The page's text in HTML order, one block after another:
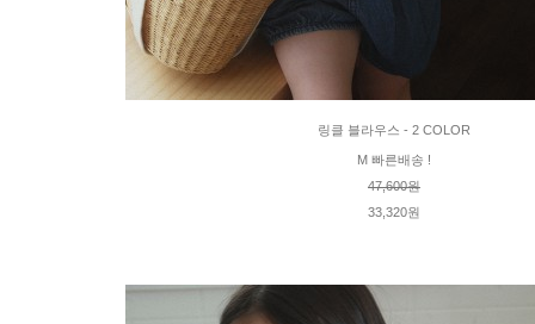
링클 블라우스 - 2 COLOR
M 빠른배송 !
47,600원
33,320원